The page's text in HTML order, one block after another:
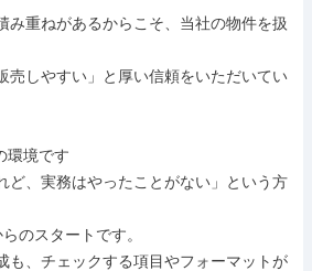
み重ねがあるからこそ、当社の物件を扱
売しやすい」と厚い信頼をいただいてい
環境です
ど、実務はやったことがない」という方
のスタートです。
も、チェックする項目やフォーマットが